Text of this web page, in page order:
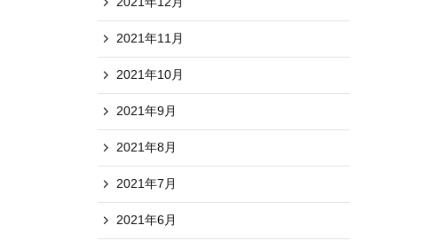
2021年11月
2021年10月
2021年9月
2021年8月
2021年7月
2021年6月